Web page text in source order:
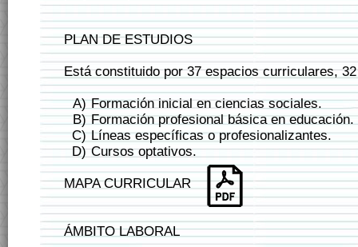
PLAN DE ESTUDIOS
Está constituido por 37 espacios curriculares,
Formación inicial en ciencias sociales.
Formación profesional básica en educación.
Líneas específicas o profesionalizantes.
Cursos optativos.
MAPA CURRICULAR
ÁMBITO LABORAL